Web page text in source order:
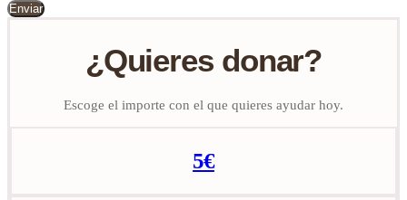
Enviar
¿Quieres donar?
Escoge el importe con el que quieres ayudar hoy.
5€